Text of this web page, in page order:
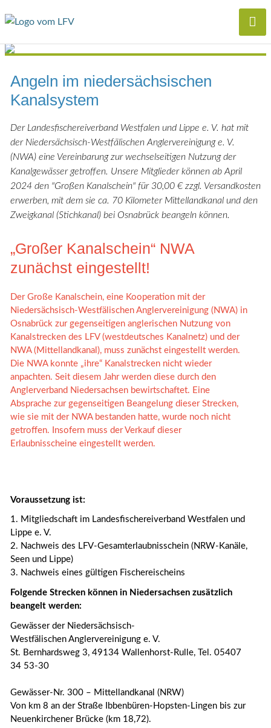
Angeln im niedersächsischen
Kanalsystem
Der Landesfischereiverband Westfalen und Lippe e. V. hat mit
der Niedersächsisch-Westfälischen Anglervereinigung e. V.
(NWA) eine Vereinbarung zur wechselseitigen Nutzung der
Kanalgewässer getroffen. Unsere Mitglieder können ab April
2024 den "Großen Kanalschein" für 30,00 € zzgl. Versandkosten
erwerben, mit dem sie ca. 70 Kilometer Mittellandkanal und den
Zweigkanal (Stichkanal) bei Osnabrück beangeln können.
„Großer Kanalschein“ NWA
zunächst eingestellt!
Der Große Kanalschein, eine Kooperation mit der
Niedersächsisch-Westfälischen Anglervereinigung (NWA) in
Osnabrück zur gegenseitigen anglerischen Nutzung von
Kanalstrecken des LFV (westdeutsches Kanalnetz) und der
NWA (Mittellandkanal), muss zunächst eingestellt werden.
Die NWA konnte „ihre“ Kanalstrecken nicht wieder
anpachten. Seit diesem Jahr werden diese durch den
Anglerverband Niedersachsen bewirtschaftet. Eine
Absprache zur gegenseitigen Beangelung dieser Strecken,
wie sie mit der NWA bestanden hatte, wurde noch nicht
getroffen. Insofern muss der Verkauf dieser
Erlaubnisscheine eingestellt werden.
Voraussetzung ist:
1. Mitgliedschaft im Landesfischereiverband Westfalen und
Lippe e. V.
2. Nachweis des LFV-Gesamterlaubnisschein (NRW-Kanäle,
Seen und Lippe)
3. Nachweis eines gültigen Fischereischeins
Folgende Strecken können in Niedersachsen zusätzlich
beangelt werden:
Gewässer der Niedersächsisch-
Westfälischen Anglervereinigung e. V.
St. Bernhardsweg 3, 49134 Wallenhorst-Rulle, Tel. 05407
34 53-30
Gewässer-Nr. 300 – Mittellandkanal (NRW)
Von km 8 an der Straße Ibbenbüren-Hopsten-Lingen bis zur
Neuenkirchener Brücke (km 18,72).